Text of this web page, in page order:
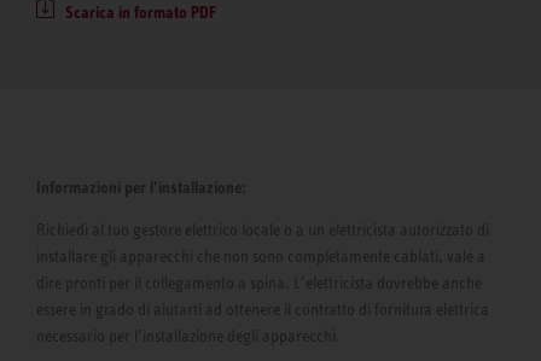
Scarica in formato PDF
Informazioni per l’installazione:
Richiedi al tuo gestore elettrico locale o a un elettricista autorizzato di
installare gli apparecchi che non sono completamente cablati, vale a
dire pronti per il collegamento a spina. L’elettricista dovrebbe anche
essere in grado di aiutarti ad ottenere il contratto di fornitura elettrica
necessario per l’installazione degli apparecchi.